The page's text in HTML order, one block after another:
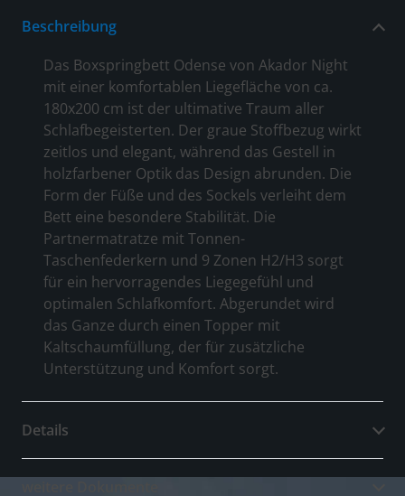
Beschreibung
Das Boxspringbett Odense von Akador Night
mit einer komfortablen Liegefläche von ca.
180x200 cm ist der ultimative Traum aller
Schlafbegeisterten. Der graue Stoffbezug wirkt
zeitlos und elegant, während das Gestell in
holzfarbener Optik das Design abrunden. Die
Form der Füße und des Sockels verleiht dem
Bett eine besondere Stabilität. Die
Partnermatratze mit Tonnen-
Taschenfederkern und 9 Zonen H2/H3 sorgt
für ein hervorragendes Liegegefühl und
optimalen Schlafkomfort. Abgerundet wird
das Ganze durch einen Topper mit
Kaltschaumfüllung, der für zusätzliche
Unterstützung und Komfort sorgt.
Details